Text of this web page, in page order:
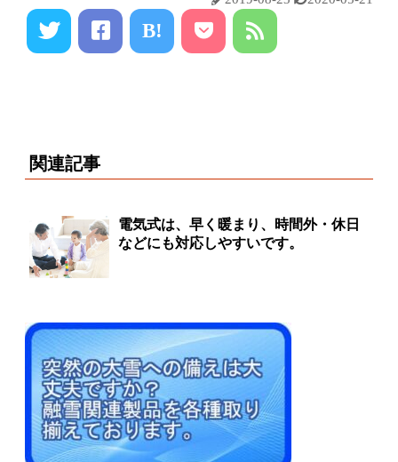
B!
関連記事
電気式は、早く暖まり、時間外・休日
などにも対応しやすいです。